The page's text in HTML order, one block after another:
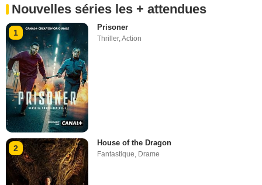
Nouvelles séries les + attendues
1
Prisoner
Thriller,Action
2
House of the Dragon
Fantastique, Drame